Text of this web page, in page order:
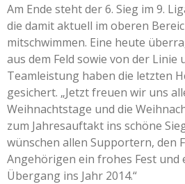
Am Ende steht der 6. Sieg im 9.
die damit aktuell im oberen
mitschwimmen. Eine heute
aus dem Feld sowie von der Linie
Teamleistung haben die letzten
gesichert. „Jetzt freuen wir uns
Weihnachtstage und die
zum Jahresauftakt ins schöne
wünschen allen Supportern, den
Angehörigen ein frohes Fest und
Übergang ins Jahr 2014.“